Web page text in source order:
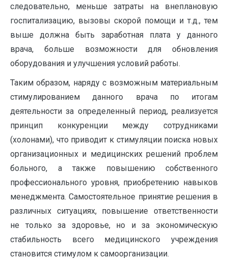
следовательно, меньше затраты на внеплановую
госпитализацию, вызовы скорой помощи и т.д., тем
выше должна быть заработная плата у данного
врача, больше возможности для обновления
оборудования и улучшения условий работы.
Таким образом, наряду с возможным материальным
стимулированием данного врача по итогам
деятельности за определенный период, реализуется
принцип конкуренции между сотрудниками
(холонами), что приводит к стимуляции поиска новых
организационных и медицинских решений проблем
больного, а также повышению собственного
профессионального уровня, приобретению навыков
менеджмента. Самостоятельное принятие решения в
различных ситуациях, повышение ответственности
не только за здоровье, но и за экономическую
стабильность всего медицинского учреждения
становится стимулом к самоорганизации.